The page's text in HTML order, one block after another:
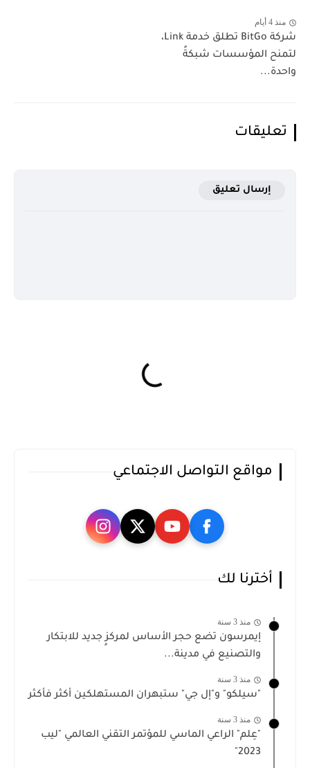
منذ 4 أيام
شركة BitGo تطلق خدمة Link،
لتمنح المؤسسات شبكةً
واحدة...
تعليقات
إرسال تعليق
مواقع التواصل الاجتماعي
أخترنا لك
منذ 3 سنة
إيمرسون تضع حجر الأساس لمركزٍ جديد للابتكار
والتصنيع في مدينة...
منذ 3 سنة
"سيلكو" و"إل جي" ستبهران المستهلكين أكثر فأكثر
منذ 3 سنة
"عِلم" الراعي الماسي للمؤتمر التقني العالمي "ليب
2023"